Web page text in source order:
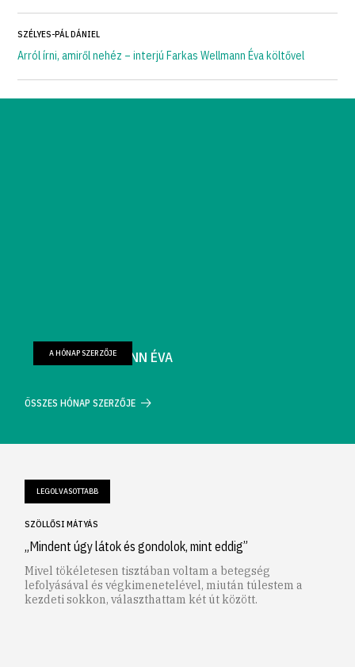
SZÉLYES-PÁL DÁNIEL
Arról írni, amiről nehéz – interjú Farkas Wellmann Éva költővel
FARKAS WELLMANN ÉVA
A HÓNAP SZERZŐJE
ÖSSZES HÓNAP SZERZŐJE
LEGOLVASOTTABB
SZÖLLŐSI MÁTYÁS
„Mindent úgy látok és gondolok, mint eddig”
Mivel tökéletesen tisztában voltam a betegség
lefolyásával és végkimenetelével, miután túlestem a
kezdeti sokkon, választhattam két út között.